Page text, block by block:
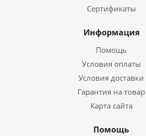
Сертификаты
Информация
Помощь
Условия оплаты
Условия доставки
Гарантия на товар
Карта сайта
Помощь